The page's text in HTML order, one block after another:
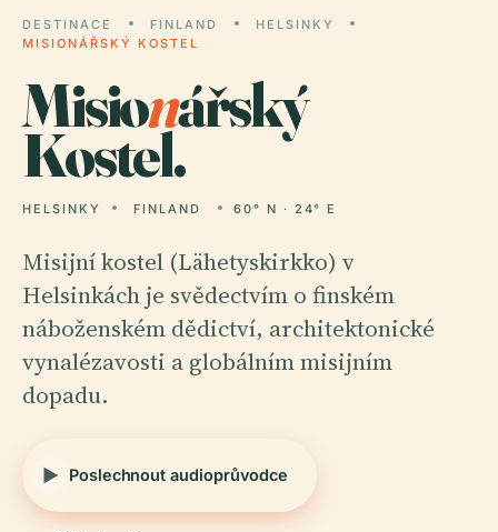
DESTINACE FINLAND
HELSINKY
MISIONÁŘSKÝ KOSTEL
Misionářský
Kostel.
HELSINKY FINLAND 60° N · 24° E
Misijní kostel (Lähetyskirkko) v
Helsinkách je svědectvím o finském
náboženském dědictví, architektonické
vynalézavosti a globálním misijním
dopadu.
Poslechnout audioprůvodce